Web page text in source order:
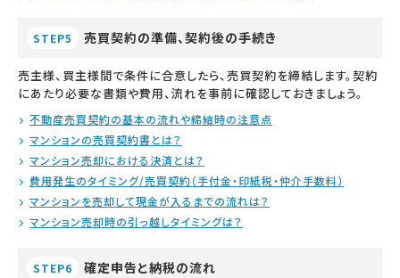
STEP5 売買契約の準備、契約後の手続き
売主様、買主様間で条件に合意したら、売買契約を締結します。契約
にあたり必要な書類や費用、流れを事前に確認しておきましょう。
不動産売買契約の基本の流れや締結時の注意点
マンションの売買契約書とは？
マンション売却における決済とは？
費用発生のタイミング/売買契約（手付金・印紙税・仲介手数料）
マンションを売却して現金が入るまでの流れは？
マンション売却時の引っ越しタイミングは？
STEP6 確定申告と納税の流れ